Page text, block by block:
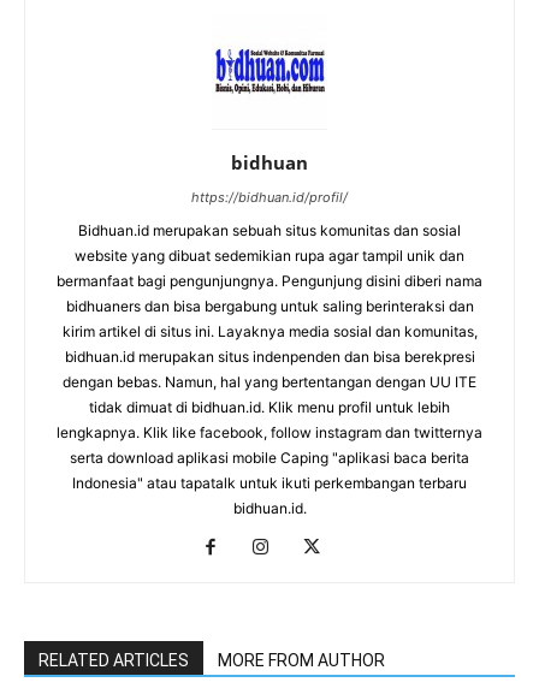
bidhuan
https://bidhuan.id/profil/
Bidhuan.id merupakan sebuah situs komunitas dan sosial
website yang dibuat sedemikian rupa agar tampil unik dan
bermanfaat bagi pengunjungnya. Pengunjung disini diberi nama
bidhuaners dan bisa bergabung untuk saling berinteraksi dan
kirim artikel di situs ini. Layaknya media sosial dan komunitas,
bidhuan.id merupakan situs indenpenden dan bisa berekpresi
dengan bebas. Namun, hal yang bertentangan dengan UU ITE
tidak dimuat di bidhuan.id. Klik menu profil untuk lebih
lengkapnya. Klik like facebook, follow instagram dan twitternya
serta download aplikasi mobile Caping "aplikasi baca berita
Indonesia" atau tapatalk untuk ikuti perkembangan terbaru
bidhuan.id.
RELATED ARTICLES MORE FROM AUTHOR